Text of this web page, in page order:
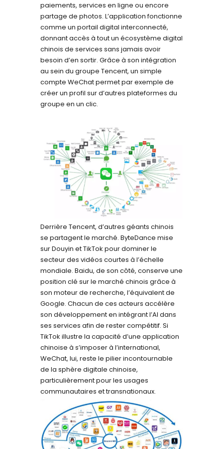
paiements, services en ligne ou encore
partage de photos. L’application fonctionne
comme un portail digital interconnecté,
donnant accès à tout un écosystème digital
chinois de services sans jamais avoir
besoin d’en sortir. Grâce à son intégration
au sein du groupe Tencent, un simple
compte WeChat permet par exemple de
créer un profil sur d’autres plateformes du
groupe en un clic.
Derrière Tencent, d’autres géants chinois
se partagent le marché. ByteDance mise
sur Douyin et TikTok pour dominer le
secteur des vidéos courtes à l’échelle
mondiale. Baidu, de son côté, conserve une
position clé sur le marché chinois grâce à
son moteur de recherche, l’équivalent de
Google. Chacun de ces acteurs accélère
son développement en intégrant l’AI dans
ses services afin de rester compétitif. Si
TikTok illustre la capacité d’une application
chinoise à s’imposer à l’international,
WeChat, lui, reste le pilier incontournable
de la sphère digitale chinoise,
particulièrement pour les usages
communautaires et transnationaux.